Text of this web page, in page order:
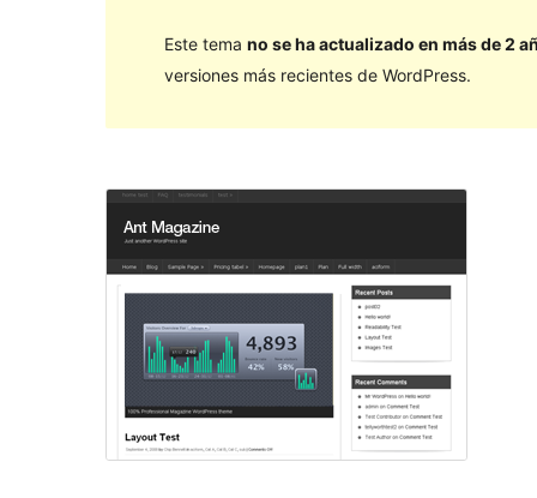
Este tema no se ha actualizado en más de 2
versiones más recientes de WordPress.